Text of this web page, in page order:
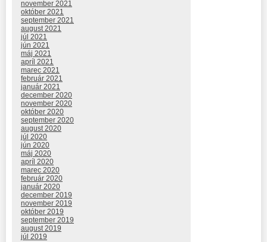
november 2021
október 2021
september 2021
august 2021
júl 2021
jún 2021
máj 2021
apríl 2021
marec 2021
február 2021
január 2021
december 2020
november 2020
október 2020
september 2020
august 2020
júl 2020
jún 2020
máj 2020
apríl 2020
marec 2020
február 2020
január 2020
december 2019
november 2019
október 2019
september 2019
august 2019
júl 2019